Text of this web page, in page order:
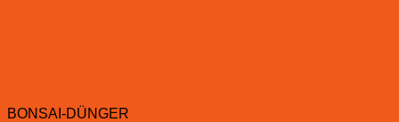
BONSAI-DÜNGER